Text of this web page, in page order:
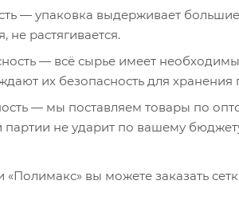
— упаковка выдерживает
не растягивается.
— всё сырье имеет
их безопасность для
— мы поставляем товары по
не ударит по вашему
«Полимакс» вы можете заказать